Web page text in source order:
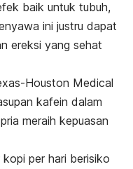
baik untuk tubuh,
ini justru dapat
ereksi yang sehat
Houston Medical
kafein dalam
meraih kepuasan
per hari berisiko